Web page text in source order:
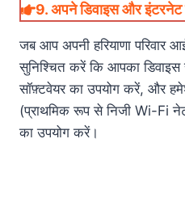
9.अपने डिवाइस और इंटरनेट
जब आप अपनी हरियाणा परिवार
सुनिश्चित करें कि आपका डिवाइस
सॉफ़्टवेयर का उपयोग करें, और
(प्राथमिक रूप से निजी Wi-Fi
का उपयोग करें।